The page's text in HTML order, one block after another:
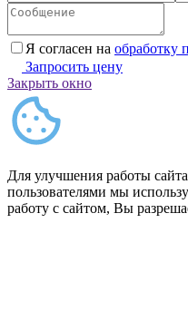
Я согласен на обработку
Запросить цену
Закрыть окно
Для улучшения работы
пользователями мы
работу с сайтом, Вы